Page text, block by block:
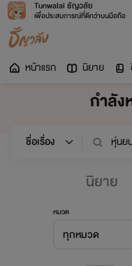
Tunwalai ธัญวลัย
เพื่อประสบการณ์ที่ดีกว่าบนมือถือ
หน้าแรก นิยาย
กำลัง
นิยาย
หมวด
ทุกหมวด